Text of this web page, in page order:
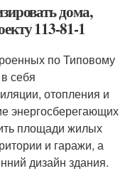
дома,
113-81-1
по Типовому
себя
отопления и
энергосберегающих
площади жилых
и гаражи, а
дизайн здания.